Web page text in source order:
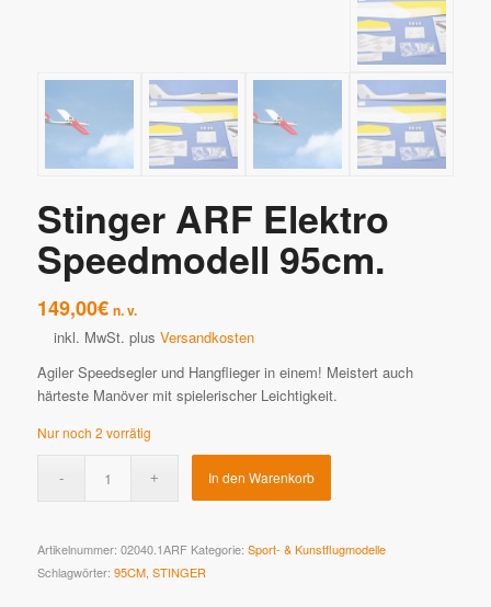
Stinger ARF Elektro
Speedmodell 95cm.
149,00€ n. v.
inkl. MwSt. plus Versandkosten
Agiler Speedsegler und Hangflieger in einem! Meistert auch
härteste Manöver mit spielerischer Leichtigkeit.
Nur noch 2 vorrätig
In den Warenkorb
Artikelnummer: 02040.1ARF Kategorie: Sport- & Kunstflugmodelle
Schlagwörter: 95CM, STINGER